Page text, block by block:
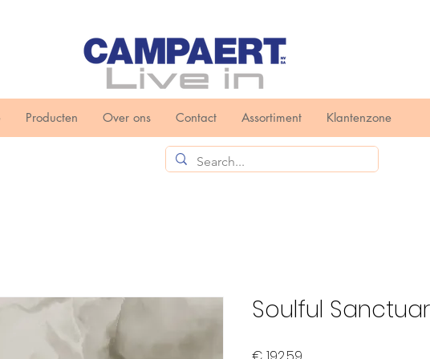
Producten Over ons Contact Assortiment Klantenzone
Soulful